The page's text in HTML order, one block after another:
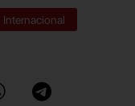
Internacional